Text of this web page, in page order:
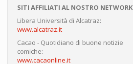
SITI AFFILIATI AL NOSTRO NETWORK
Libera Università di Alcatraz:
www.alcatraz.it
Cacao - Quotidiano di buone notizie
comiche:
www.cacaonline.it